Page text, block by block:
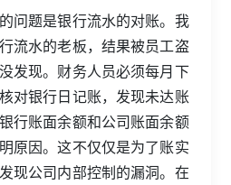
问题是银行流水的对账。我
流水的老板，结果被员工盗
发现。财务人员必须每月下
对银行日记账，发现未达账
行账面余额和公司账面余额
原因。这不仅仅是为了账实
现公司内部控制的漏洞。在